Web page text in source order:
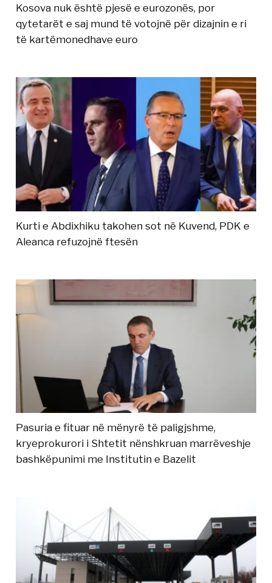
Kosova nuk është pjesë e eurozonës, por
qytetarët e saj mund të votojnë për dizajnin e ri
të kartëmonedhave euro
Kurti e Abdixhiku takohen sot në Kuvend, PDK e
Aleanca refuzojnë ftesën
Pasuria e fituar në mënyrë të paligjshme,
kryeprokurori i Shtetit nënshkruan marrëveshje
bashkëpunimi me Institutin e Bazelit